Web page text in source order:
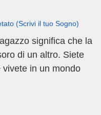
(Scrivi il tuo Sogno)
significa che la
di un altro. Siete
in un mondo